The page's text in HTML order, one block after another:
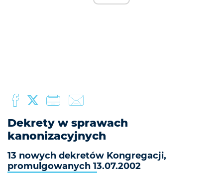
Dekrety w sprawach
kanonizacyjnych
13 nowych dekretów Kongregacji,
promulgowanych 13.07.2002